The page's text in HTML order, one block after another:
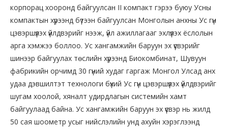
корпорац хооронд байгуулсан II компакт гэрээ буюу Усны
компактын хүрээнд бүтээн байгуулсан Монголын анхны Ус гүн
цэвэршүүлэх үйлдвэрийг нээж, үйл ажиллагааг эхлүүлэх ёслолын
арга хэмжээ боллоо. Ус хангамжийн баруун эх үүсвэрийг
шинээр байгуулах төслийн хүрээнд Биокомбинат, Шувуун
фабрикийн орчимд 30 гүний худаг гаргаж Монгол Улсад анх
удаа дэвшилтэт технологи бүхий Ус гүн цэвэршүүлэх үйлдвэрийг
шугам хоолой, хяналт удирдлагын системийн хамт
байгуулаад байна. Ус хангамжийн баруун эх үүсвэр нь жилд
50 сая шоометр усыг нийслэлийн унд ахуйн хэрэглээнд